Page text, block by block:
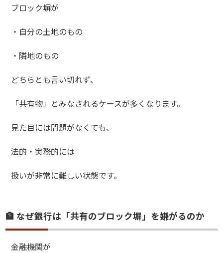
ブロック塀が
・自分の土地のもの
・隣地のもの
どちらとも言い切れず、
「共有物」とみなされるケースが多くなります。
見た目には問題がなくても、
法的・実務的には
扱いが非常に難しい状態です。
🏦 なぜ銀行は「共有のブロック塀」を嫌がるのか
金融機関が